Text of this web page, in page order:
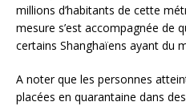
millions d’habitants de cette
mesure s’est accompagnée de
certains Shanghaïens ayant du
A noter que les personnes
placées en quarantaine dans